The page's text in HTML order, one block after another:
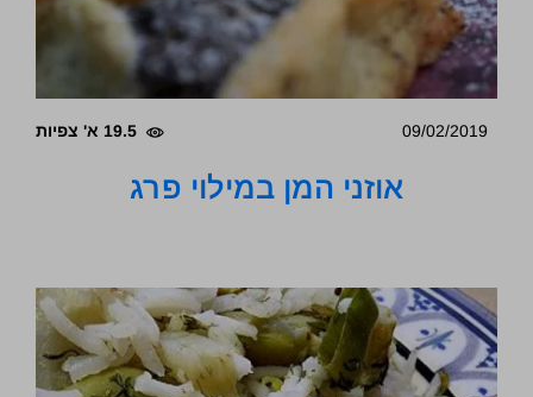
09/02/2019 19.5 א' צפיות
אוזני המן במילוי פרג